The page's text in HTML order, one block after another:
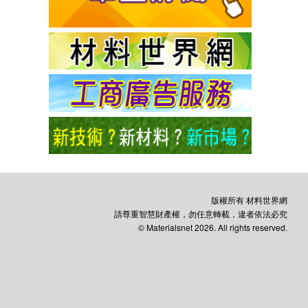
版權所有 材料世界網
請尊重智慧財產權，勿任意轉載，違者依法必究
© Materialsnet 2026. All rights reserved.